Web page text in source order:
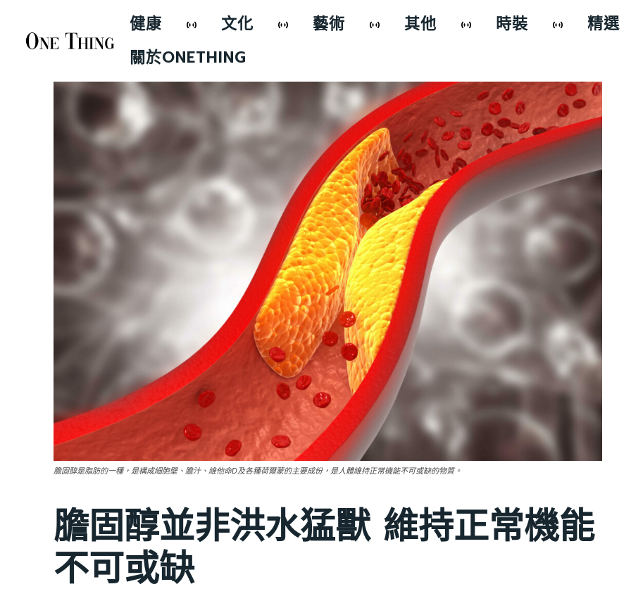
健康 文化 藝術 其他 時裝
精選
關於ONETHING
膽固醇是脂肪的一種，是構成細胞壁、膽汁、維他命D及各種荷爾蒙的主要成份，是人體維持正常機能不可或缺的物質。
膽固醇並非洪水猛獸 維持正常機能
不可或缺